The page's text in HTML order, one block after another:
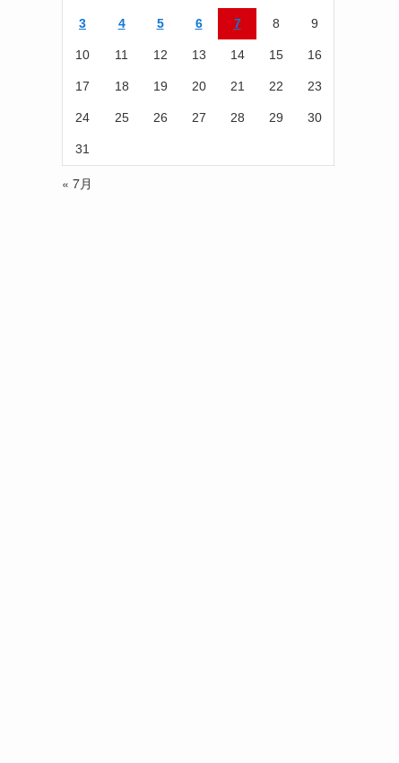
3 4 5 6 7 8 9
10 11 12 13 14 15 16
17 18 19 20 21 22 23
24 25 26 27 28 29 30
31
« 7月